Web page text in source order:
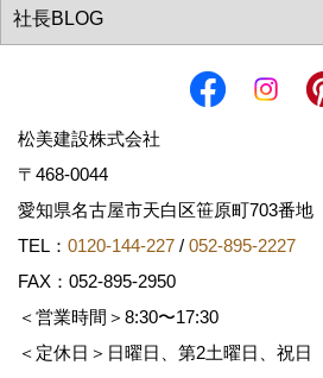
松美建設株式会社
〒468-0044
愛知県名古屋市天白区笹原町703番地
TEL： 0120-144-227 / 052-895-2227
FAX：052-895-2950
＜営業時間＞8:30〜17:30
＜定休日＞日曜日、第2土曜日、祝日